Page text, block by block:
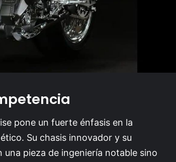
pone un fuerte énfasis en la
Su chasis innovador y su
pieza de ingeniería notable sino